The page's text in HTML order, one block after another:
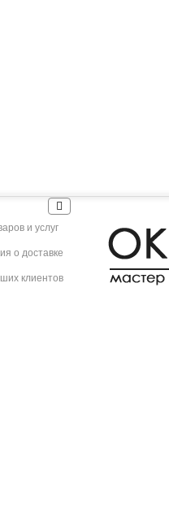
и услуг
о доставке
клиентов